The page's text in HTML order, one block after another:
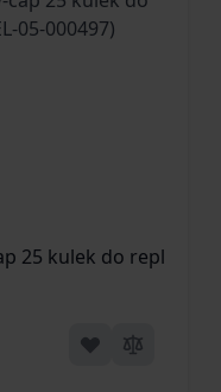
25 kulek do replik